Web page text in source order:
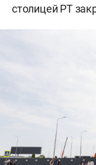
столицей РТ